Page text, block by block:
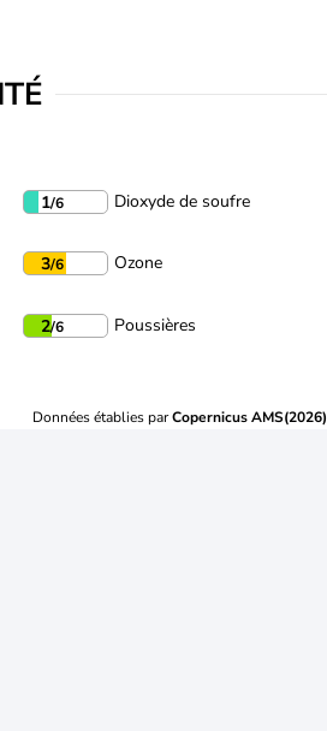
1/6 Dioxyde de soufre
3/6 Ozone
2/6 Poussières
Données établies parCopernicus AMS(2026)